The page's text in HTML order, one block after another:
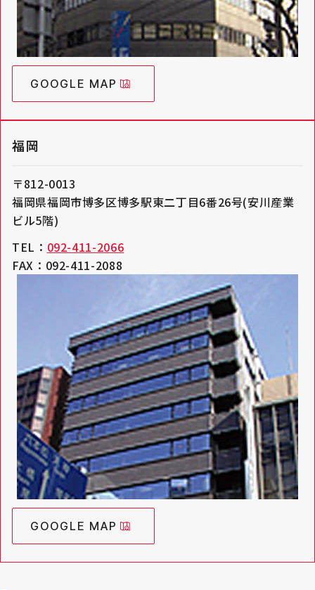
GOOGLE MAP
GOOGLE MAP
福岡
〒812-0013
福岡県福岡市博多区博多駅東二丁目6番26号(安川産業
ビル5階)
TEL： 092-411-2066
FAX：092-411-2088